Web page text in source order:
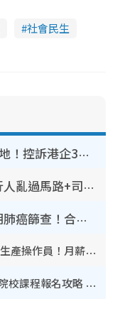
社會民生
高才通來港2個月辭職逃回內地！控訴港企3宗罪 歎微管理極窒息
警方即日起全港大執法！捉行人亂過馬路+司機不專注駕駛！亂過馬路罰$2000
港大公共衞生學院推免費早期肺癌篩查！合資格人士將獲全額資助定期血液化驗／電腦斷層掃描／風險評估
筍工招聘2026｜萊特維健藥廠請生產操作員！月薪高達$1.7萬 冷氣廠房/五天工作/保證雙糧
香港自資院校︱全港逾20間自資院校課程報名攻略 留位費可退/申請日期/報名連結